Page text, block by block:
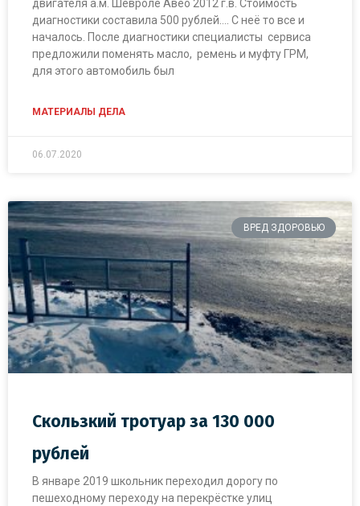
двигателя а.м. Шевроле Авео 2012 г.в. Стоимость
диагностики составила 500 рублей…. С неё то все и
началось. После диагностики специалисты сервиса
предложили поменять масло, ремень и муфту ГРМ,
для этого автомобиль был
МАТЕРИАЛЫ ДЕЛА
06.07.2020
ВРЕД ЗДОРОВЬЮ
Скользкий тротуар за 130 000
рублей
В январе 2019 школьник переходил дорогу по
пешеходному переходу на перекрёстке улиц